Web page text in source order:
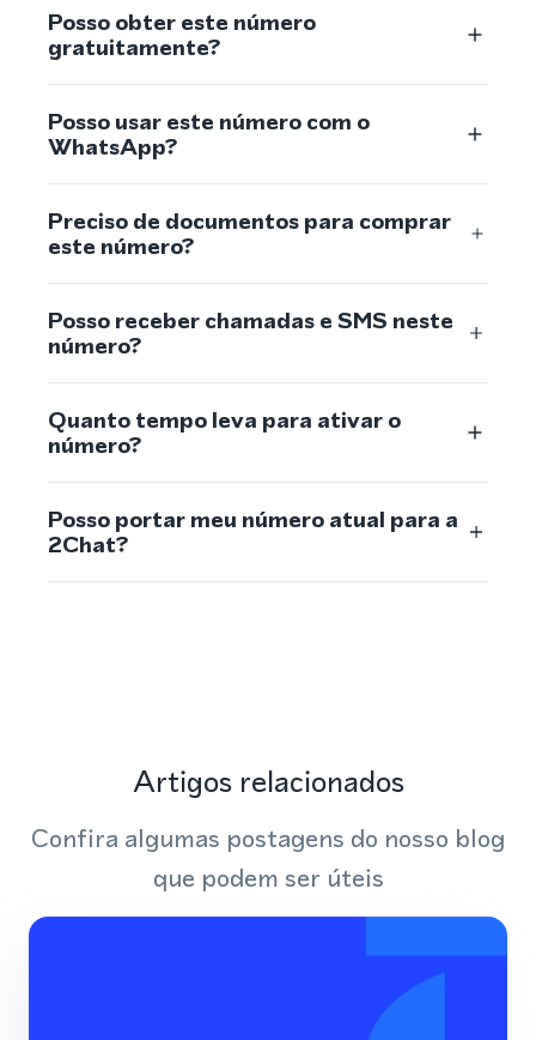
Posso obter este número
gratuitamente?
Posso usar este número com o
WhatsApp?
Preciso de documentos para comprar
este número?
Posso receber chamadas e SMS neste
número?
Quanto tempo leva para ativar o
número?
Posso portar meu número atual para a
2Chat?
Artigos relacionados
Confira algumas postagens do nosso blog
que podem ser úteis